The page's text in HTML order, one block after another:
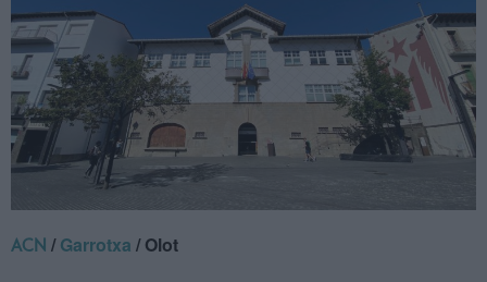
ACN /Garrotxa / Olot